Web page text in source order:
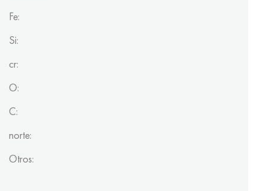
Fe:
Si:
cr:
O:
C:
norte:
Otros: